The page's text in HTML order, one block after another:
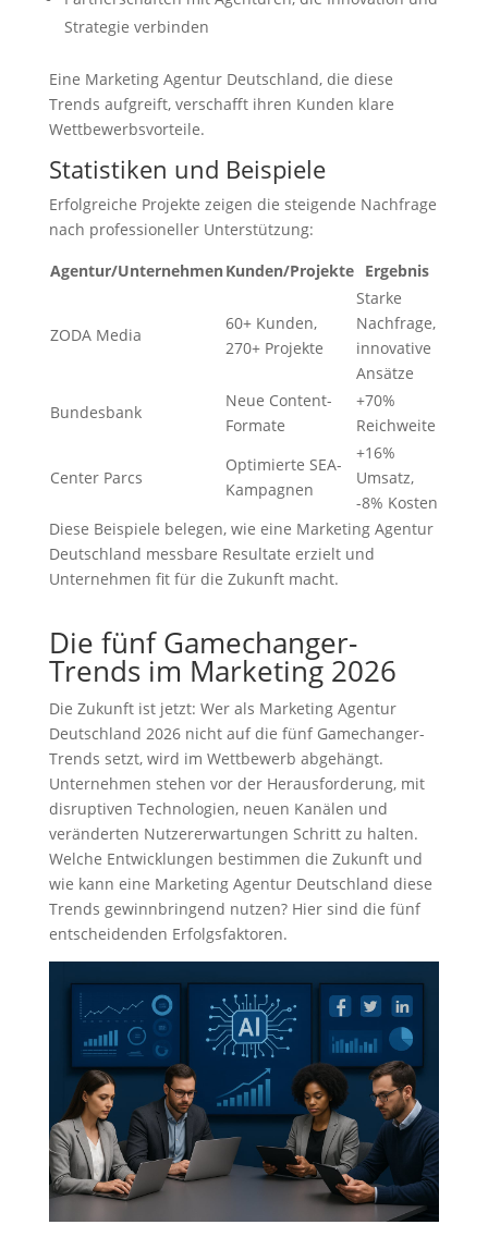
Strategie verbinden
Eine Marketing Agentur Deutschland, die diese
Trends aufgreift, verschafft ihren Kunden klare
Wettbewerbsvorteile.
Statistiken und Beispiele
Erfolgreiche Projekte zeigen die steigende Nachfrage
nach professioneller Unterstützung:
Agentur/UnternehmenKunden/Projekte Ergebnis
ZODA Media
60+ Kunden,
270+ Projekte
Starke
Nachfrage,
innovative
Ansätze
Bundesbank
Neue Content-
Formate
+70%
Reichweite
Center Parcs
Optimierte SEA-
Kampagnen
+16%
Umsatz,
-8% Kosten
Diese Beispiele belegen, wie eine Marketing Agentur
Deutschland messbare Resultate erzielt und
Unternehmen fit für die Zukunft macht.
Die fünf Gamechanger-
Trends im Marketing 2026
Die Zukunft ist jetzt: Wer als Marketing Agentur
Deutschland 2026 nicht auf die fünf Gamechanger-
Trends setzt, wird im Wettbewerb abgehängt.
Unternehmen stehen vor der Herausforderung, mit
disruptiven Technologien, neuen Kanälen und
veränderten Nutzererwartungen Schritt zu halten.
Welche Entwicklungen bestimmen die Zukunft und
wie kann eine Marketing Agentur Deutschland diese
Trends gewinnbringend nutzen? Hier sind die fünf
entscheidenden Erfolgsfaktoren.